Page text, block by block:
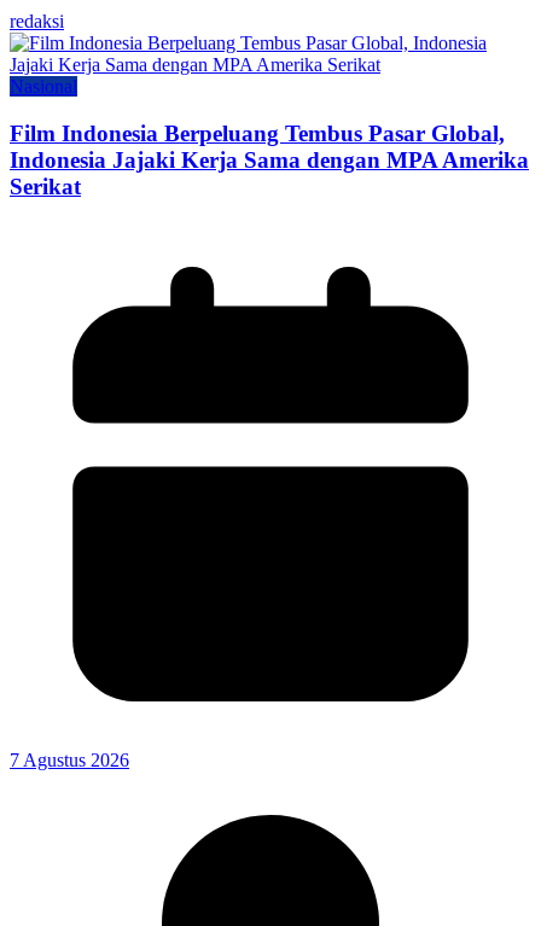
redaksi
Nasional
Film Indonesia Berpeluang Tembus Pasar Global,
Indonesia Jajaki Kerja Sama dengan MPA Amerika
Serikat
7 Agustus 2026